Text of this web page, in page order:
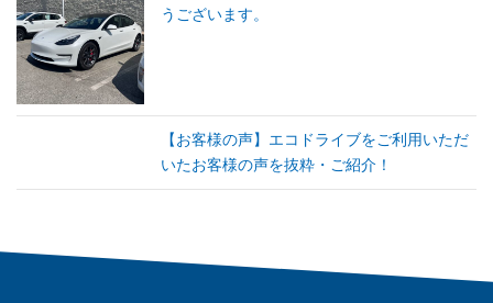
うございます。
【お客様の声】エコドライブをご利用いただ
いたお客様の声を抜粋・ご紹介！